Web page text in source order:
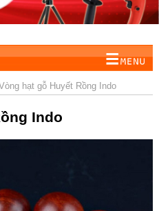
hạt gỗ Huyết Rồng Indo
Indo